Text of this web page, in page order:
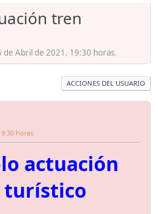
tren
Abril de 2021. 19:30 horas.
ACCIONES DEL USUARIO
horas.
actuación